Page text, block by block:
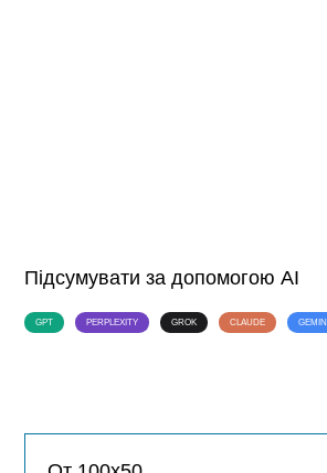
Підсумувати за допомогою AI
GPT PERPLEXITY GROK CLAUDE GEMINI